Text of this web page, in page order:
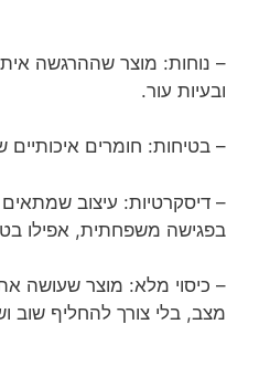
– נוחות: מוצר שההרגשה איתו
ובעיות עור.
– בטיחות: חומרים איכותיים
– דיסקרטיות: עיצוב
בפגישה משפחתית, אפילו
– כיסוי מלא: מוצר שעושה
מצב, בלי צורך להחליף שוב